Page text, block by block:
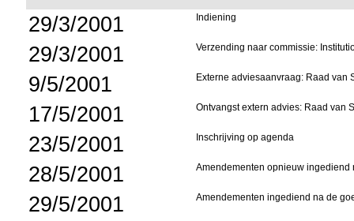
29/3/2001 Indiening
29/3/2001 Verzending naar commissie:
9/5/2001 Externe adviesaanvraag: Raad van
17/5/2001 Ontvangst extern advies: Raad van
23/5/2001 Inschrijving op agenda
28/5/2001 Amendementen opnieuw
29/5/2001 Amendementen ingediend na de